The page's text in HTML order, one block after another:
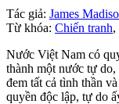
Tác giả: James
Từ khóa: Chiến tranh,
Nước Việt Nam có
thành một nước tự
đem tất cả tình thần
quyền độc lập, tự do